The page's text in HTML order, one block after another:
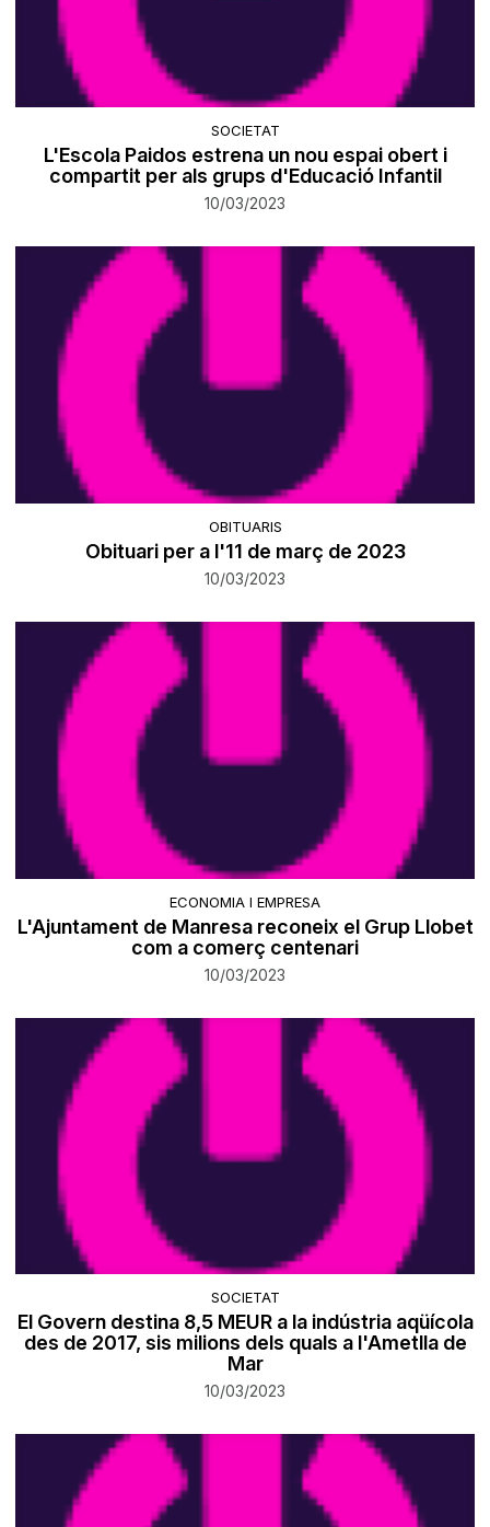
SOCIETAT
L'Escola Paidos estrena un nou espai obert i
compartit per als grups d'Educació Infantil
10/03/2023
OBITUARIS
Obituari per a l'11 de març de 2023
10/03/2023
ECONOMIA I EMPRESA
L'Ajuntament de Manresa reconeix el Grup Llobet
com a comerç centenari
10/03/2023
SOCIETAT
El Govern destina 8,5 MEUR a la indústria aqüícola
des de 2017, sis milions dels quals a l'Ametlla de
Mar
10/03/2023